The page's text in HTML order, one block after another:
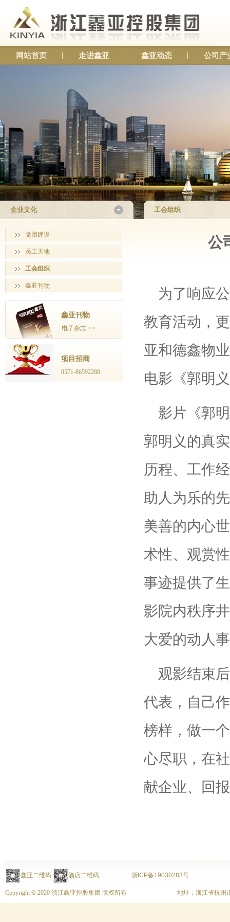
网站首页 走进鑫亚 鑫亚动态 公司产
工会组织
公
为了响应公
教育活动，
亚和德鑫物
电影《郭明
影片《郭明
郭明义的真
历程、工作
助人为乐的
美善的内心
术性、观赏
事迹提供了
影院内秩序
大爱的动人
观影结束后
代表，自己
榜样，做一
心尽职，在
献企业、回
企业文化
党团建设
员工天地
工会组织
鑫亚刊物
鑫亚刊物
电子杂志 >>
项目招商
0571-86592288
鑫亚二维码 酒店二维码 浙ICP备19030283号
Copyright © 2020 浙江鑫亚控股集团 版权所有 地址：浙江省杭州